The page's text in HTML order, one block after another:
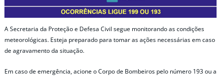
A Secretaria da Proteção e Defesa Civil segue monitorando as condições
meteorológicas. Esteja preparado para tomar as ações necessárias em caso
de agravamento da situação.
Em caso de emergência, acione o Corpo de Bombeiros pelo número 193 ou a